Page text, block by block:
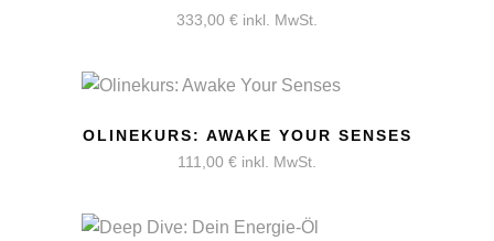
333,00 € inkl. MwSt.
OLINEKURS: AWAKE YOUR SENSES
111,00 € inkl. MwSt.